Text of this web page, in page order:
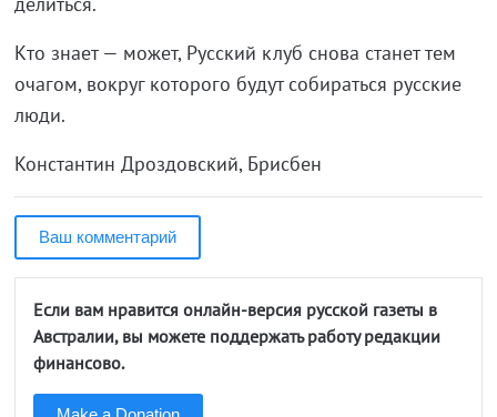
Кто знает — может, Русский клуб снова станет тем
очагом, вокруг которого будут собираться русские
люди.
Константин Дроздовский, Брисбен
Ваш комментарий
Если вам нравится онлайн-версия русской газеты в
Австралии, вы можете поддержать работу редакции
финансово.